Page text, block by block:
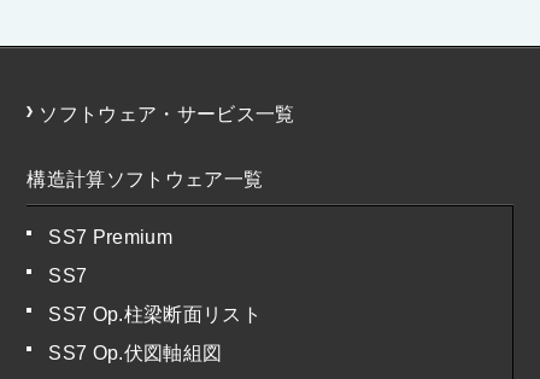
ソフトウェア・サービス一覧
構造計算ソフトウェア一覧
SS7 Premium
SS7
SS7 Op.柱梁断面リスト
SS7 Op.伏図軸組図